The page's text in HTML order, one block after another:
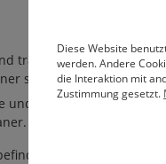
trage einen Versiegler
schönen, glatten
und den Stempel nach
sich eine
Diese Website
werden. Andere
die Interaktion mit
Zustimmung gesetzt.